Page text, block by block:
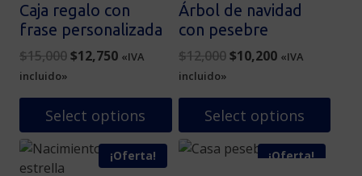
Caja regalo con
frase personalizada
$15,000Original
was:
$15,000.
$12,750Current
is:
$12,750.
«IVA
incluido»
Select options
Árbol de navidad
con pesebre
$12,000 Original
was:
$12,000.
$10,200Current
is:
$10,200.
«IVA
incluido»
Select options
¡Oferta! ¡Oferta!